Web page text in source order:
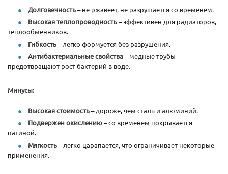
Долговечность– не ржавеет, не разрушается со временем.
Высокая теплопроводность– эффективен для радиаторов,
теплообменников.
Гибкость– легко формуется без разрушения.
Антибактериальные свойства– медные трубы
предотвращают рост бактерий в воде.
Минусы:
Высокая стоимость– дороже, чем сталь и алюминий.
Подвержен окислению– со временем покрывается
патиной.
Мягкость– легко царапается, что ограничивает некоторые
применения.